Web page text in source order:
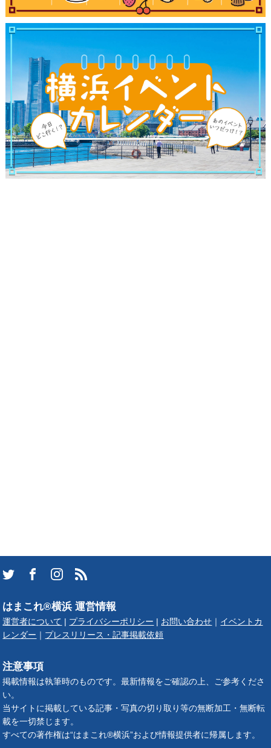
はまこれ®横浜 運営情報
運営者について プライバシーポリシー お問い合わせ
イベントカ
レンダー
プレスリリース・記事掲載依頼
注意事項
掲載情報は執筆時のものです。最新情報をご確認の上、ご参考くださ
い。
当サイトに掲載している記事・写真の切り取り等の無断加工・無断転
載を一切禁じます。
すべての著作権は“はまこれ®横浜”および情報提供者に帰属します。